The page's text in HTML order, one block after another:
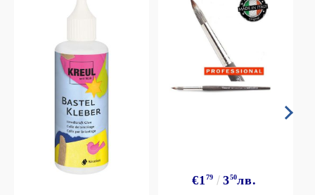
€1 79 350лв.